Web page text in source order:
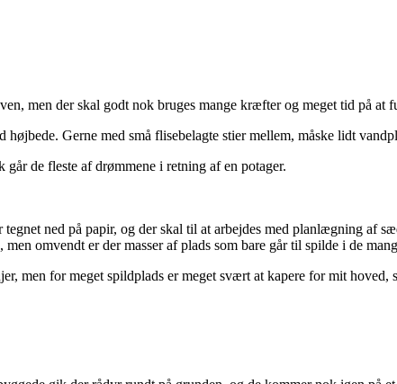
men der skal godt nok bruges mange kræfter og meget tid på
Gerne med små flisebelagte stier mellem, måske lidt
de fleste af drømmene i retning af en potager.
ned på papir, og der skal til at arbejdes med planlægning af
omvendt er der masser af plads som bare går til spilde i de
men for meget spildplads er meget svært at kapere for mit